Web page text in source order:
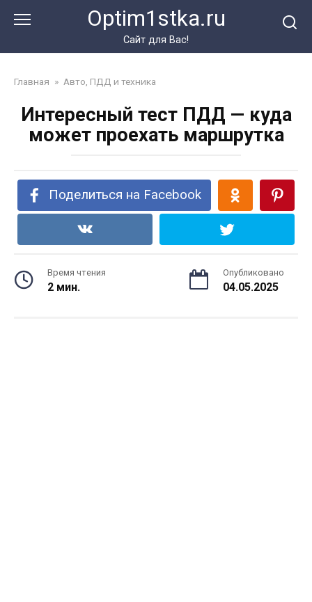
Optim1stka.ru
Сайт для Вас!
Главная » Авто, ПДД и техника
Интересный тест ПДД — куда
может проехать маршрутка
Поделиться на Facebook
Время чтения
2 мин.
Опубликовано
04.05.2025